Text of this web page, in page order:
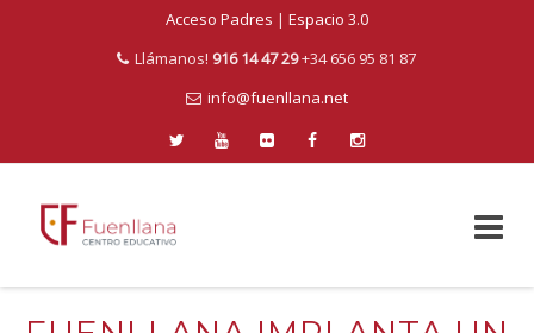
Acceso Padres | Espacio 3.0
Llámanos! 916 14 47 29+34 656 95 81 87
info@fuenllana.net
to